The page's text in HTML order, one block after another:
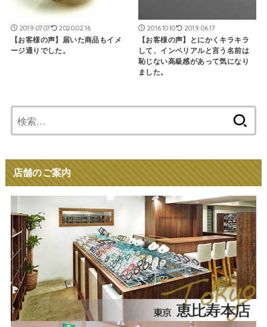
2019.07.07 2020.02.16
【お客様の声】届いた商品もイメ
ージ通りでした。
2016.10.10 2019.06.17
【お客様の声】とにかくキラキラ
して、インペリアルと言う名前は
恥じない高級感があって気になり
ました。
索:
店舗のご案内